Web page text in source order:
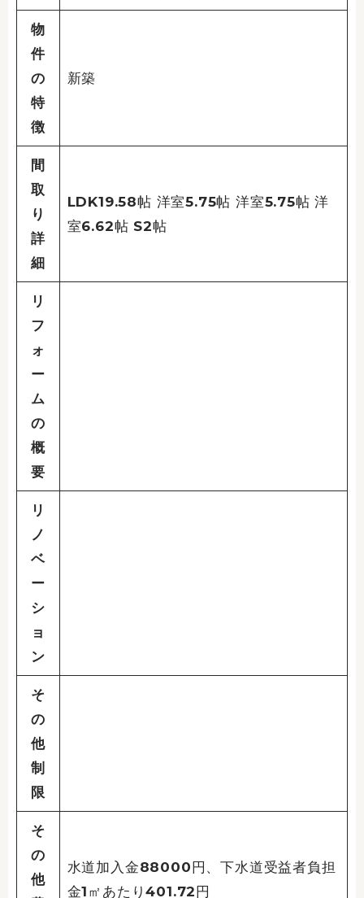
物
件
の
特
徴
新築
間
取
り
詳
細
LDK19.58帖 洋室5.75帖 洋室5.75帖 洋
室6.62帖 S2帖
リ
フ
ォ
ー
ム
の
概
要
リ
ノ
ベ
ー
シ
ョ
ン
そ
の
他
制
限
そ
の
他
水道加入金88000円、下水道受益者負担
金1㎡あたり401.72円